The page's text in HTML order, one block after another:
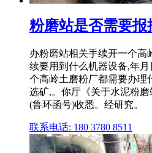
粉磨站是否需要报
办粉磨站相关手续开一个高
续要用到什么机器设备,年
个高岭土磨粉厂都需要办理
选矿,。你厅《关于水泥粉磨
(鲁环函号)收悉。经研究。
联系电话: 180 3780 8511